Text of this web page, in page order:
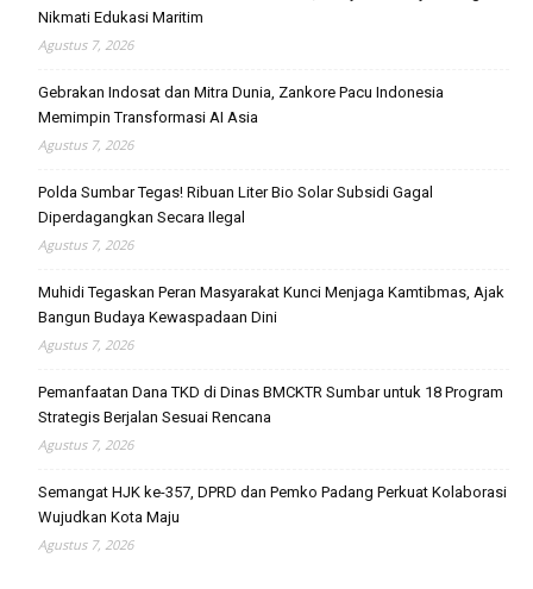
Nikmati Edukasi Maritim
Agustus 7, 2026
Gebrakan Indosat dan Mitra Dunia, Zankore Pacu Indonesia
Memimpin Transformasi AI Asia
Agustus 7, 2026
Polda Sumbar Tegas! Ribuan Liter Bio Solar Subsidi Gagal
Diperdagangkan Secara Ilegal
Agustus 7, 2026
Muhidi Tegaskan Peran Masyarakat Kunci Menjaga Kamtibmas, Ajak
Bangun Budaya Kewaspadaan Dini
Agustus 7, 2026
Pemanfaatan Dana TKD di Dinas BMCKTR Sumbar untuk 18 Program
Strategis Berjalan Sesuai Rencana
Agustus 7, 2026
Semangat HJK ke-357, DPRD dan Pemko Padang Perkuat Kolaborasi
Wujudkan Kota Maju
Agustus 7, 2026